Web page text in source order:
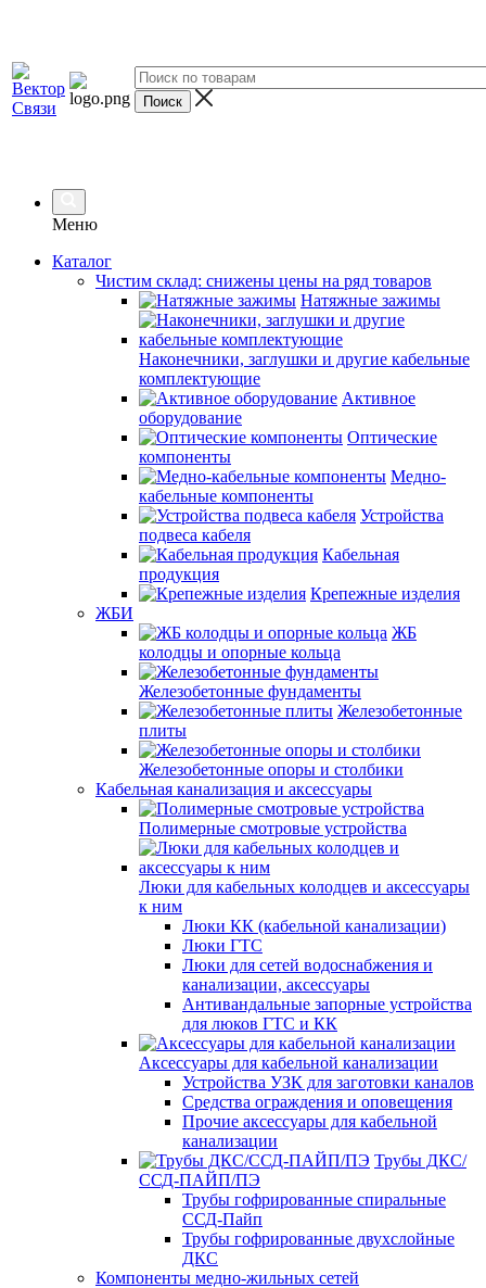
Меню
Каталог
Чистим склад: снижены цены на ряд товаров
Натяжные зажимы
Наконечники, заглушки и другие кабельные
комплектующие
Активное
оборудование
Оптические
компоненты
Медно-
кабельные компоненты
Устройства
подвеса кабеля
Кабельная
продукция
Крепежные изделия
ЖБИ
ЖБ
колодцы и опорные кольца
Железобетонные фундаменты
Железобетонные
плиты
Железобетонные опоры и столбики
Кабельная канализация и аксессуары
Полимерные смотровые устройства
Люки для кабельных колодцев и аксессуары
к ним
Люки КК (кабельной канализации)
Люки ГТС
Люки для сетей водоснабжения и
канализации, аксессуары
Антивандальные запорные устройства
для люков ГТС и КК
Аксессуары для кабельной канализации
Устройства УЗК для заготовки каналов
Средства ограждения и оповещения
Прочие аксессуары для кабельной
канализации
Трубы ДКС/
ССД-ПАЙП/ПЭ
Трубы гофрированные спиральные
ССД-Пайп
Трубы гофрированные двухслойные
ДКС
Компоненты медно-жильных сетей